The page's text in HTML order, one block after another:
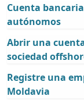
Cuenta
autónomos
Abrir una
sociedad
Registre una
Moldavia